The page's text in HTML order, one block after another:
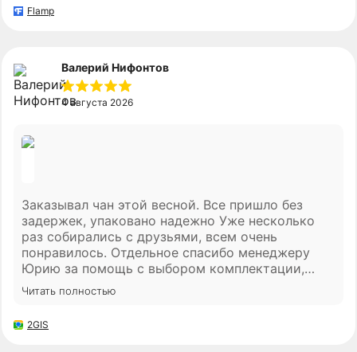
Flamp
Валерий Нифонтов
4 августа 2026
Заказывал чан этой весной. Все пришло без
задержек, упаковано надежно Уже несколько
раз собирались с друзьями, всем очень
понравилось. Отдельное спасибо менеджеру
Юрию за помощь с выбором комплектации,
сами бы долго думали. все с кайфом короче!
Читать полностью
2GIS